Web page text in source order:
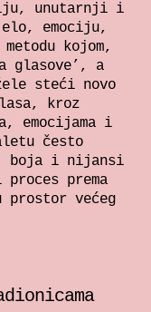
unutarnji i
emociju,
metodu kojom,
glasove’, a
steći novo
, kroz
emocijama i
često
boja i nijansi
prema
većeg